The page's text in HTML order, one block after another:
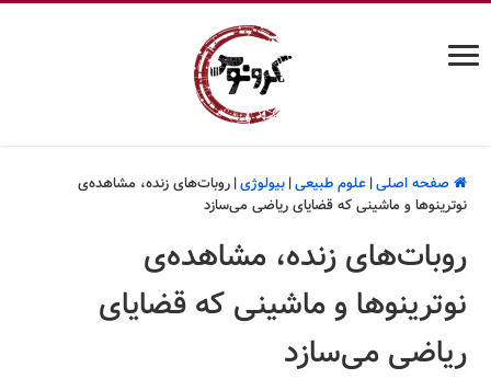
صفحه اصلی| علوم طبیعی| بیولوژی| روبات‌های زنده، مشاهده‌ی
نوترینوها و ماشینی که قضایای ریاضی می‌سازد
روبات‌های زنده، مشاهده‌ی
نوترینوها و ماشینی که قضایای
ریاضی می‌سازد